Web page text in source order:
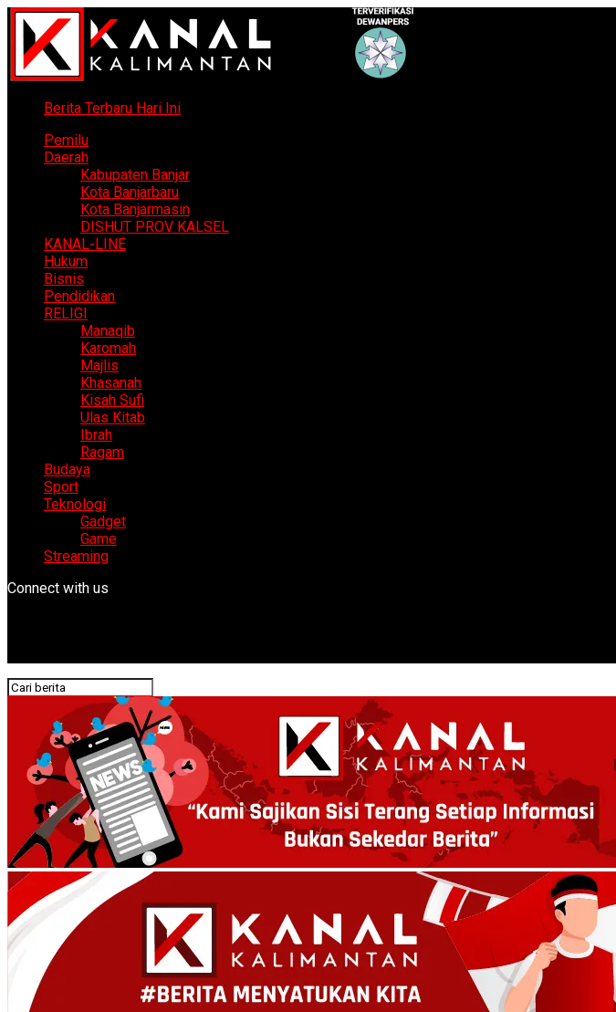
Berita Terbaru Hari Ini
Pemilu
Daerah
Kabupaten Banjar
Kota Banjarbaru
Kota Banjarmasin
DISHUT PROV KALSEL
KANAL-LINE
Hukum
Bisnis
Pendidikan
RELIGI
Manaqib
Karomah
Majlis
Khasanah
Kisah Sufi
Ulas Kitab
Ibrah
Ragam
Budaya
Sport
Teknologi
Gadget
Game
Streaming
Connect with us